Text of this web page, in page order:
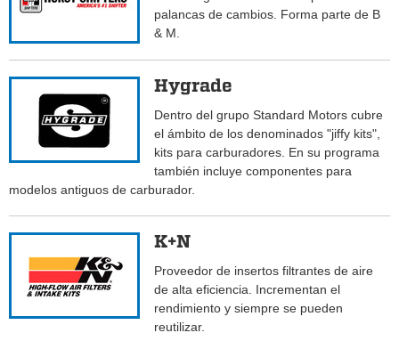
palancas de cambios. Forma parte de B
& M.
Hygrade
Dentro del grupo Standard Motors cubre
el ámbito de los denominados "jiffy kits",
kits para carburadores. En su programa
también incluye componentes para
modelos antiguos de carburador.
K+N
Proveedor de insertos filtrantes de aire
de alta eficiencia. Incrementan el
rendimiento y siempre se pueden
reutilizar.